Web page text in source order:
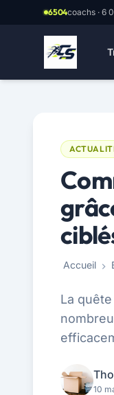
Aller au contenu
6504coachs · 6
Accueil
La
10